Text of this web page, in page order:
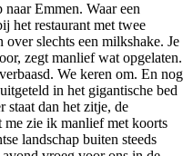
Emmen. Waar een
het restaurant met twee
slechts een milkshake. Je
zegt manlief wat opgelaten.
We keren om. En nog
in het gigantische bed
staat dan het zitje, de
me zie ik manlief met koorts
landschap buiten steeds